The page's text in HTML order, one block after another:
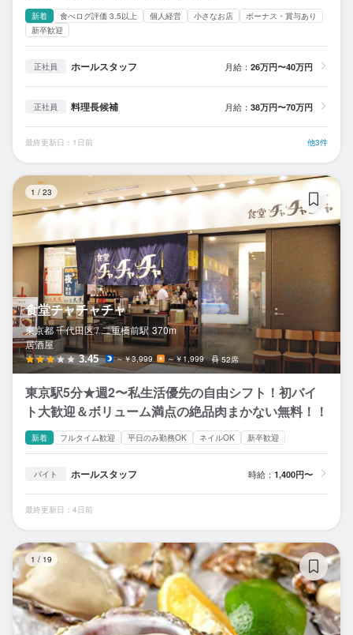
新着 食べログ評価 3.5以上 個人経営 小さなお店
ボーナス・賞与あり
新卒歓迎
正社員 ホールスタッフ 月給： 26万円〜40万円
正社員 料理長候補 月給： 38万円〜70万円
最終更新日：1日前 他3件
1 / 23
食堂チャチャチャ
東京都 千代田区 / 二重橋前駅 370m
居酒屋
3.45 ～￥3,999 ～￥1,999 52席
東京駅5分★週2〜私生活優先の自由シフト！初バイ
ト大歓迎＆ボリューム満点の絶品肉まかない無料！！
新着 フルタイム歓迎 平日のみ勤務OK ネイルOK 新卒歓迎
バイト ホールスタッフ 時給： 1,400円〜
最終更新日：4日前
1 / 19